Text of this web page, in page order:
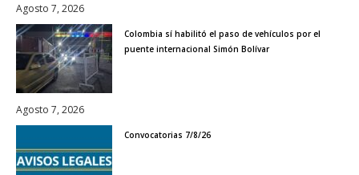
Agosto 7, 2026
Colombia sí habilitó el paso de vehículos por el
puente internacional Simón Bolívar
Agosto 7, 2026
Convocatorias 7/8/26